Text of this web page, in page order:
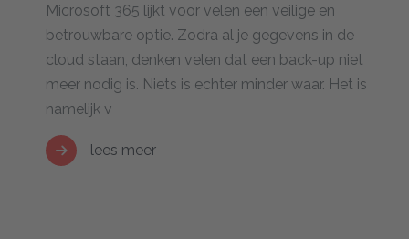
Microsoft 365 lijkt voor velen een veilige en
betrouwbare optie. Zodra al je gegevens in de
cloud staan, denken velen dat een back-up niet
meer nodig is. Niets is echter minder waar. Het is
namelijk v
lees meer